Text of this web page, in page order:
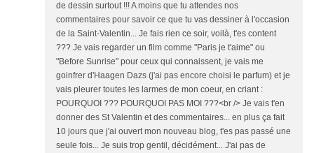
de dessin surtout !!! A moins que tu attendes nos
commentaires pour savoir ce que tu vas dessiner à l'occasion
de la Saint-Valentin... Je fais rien ce soir, voilà, t'es content
??? Je vais regarder un film comme "Paris je t'aime" ou
"Before Sunrise" pour ceux qui connaissent, je vais me
goinfrer d'Haagen Dazs (j'ai pas encore choisi le parfum) et je
vais pleurer toutes les larmes de mon coeur, en criant :
POURQUOI ??? POURQUOI PAS MOI ???<br /> Je vais t'en
donner des St Valentin et des commentaires... en plus ça fait
10 jours que j'ai ouvert mon nouveau blog, t'es pas passé une
seule fois... Je suis trop gentil, décidément... J'ai pas de